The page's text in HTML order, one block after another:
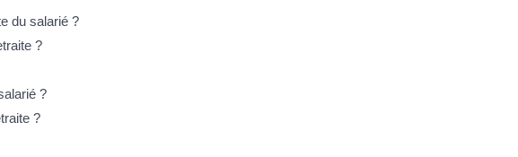
du salarié ?
?
?
?